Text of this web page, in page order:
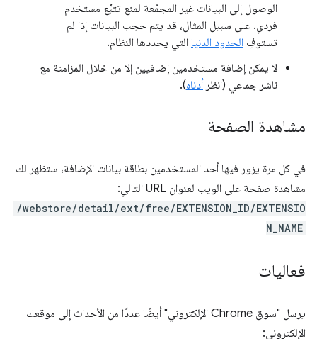
الوصول إلى البيانات غير المجمّعة لمنع تتبُّع مستخدم
فردي. على سبيل المثال، قد يتم حجب البيانات إذا لم
تستوفِ الحدود الدنيا التي يحددها النظام.
لا يمكن إضافة مستخدمين إضافيين إلا من خلال المزامنة مع
ناشر جماعي (انظرأدناه).
مشاهدة الصفحة
في كل مرة يزور فيها أحد المستخدمين بطاقة بيانات الإضافة، ستظهر لك
مشاهدة صفحة على الويب لعنوان URL التالي:
/webstore/detail/ext/free/EXTENSION_ID/EXTENSIO
N_NAME
فعاليات
يرسل "سوق Chrome الإلكتروني" أيضًا عددًا من الأحداث إلى موقعك
الإلكتروني: